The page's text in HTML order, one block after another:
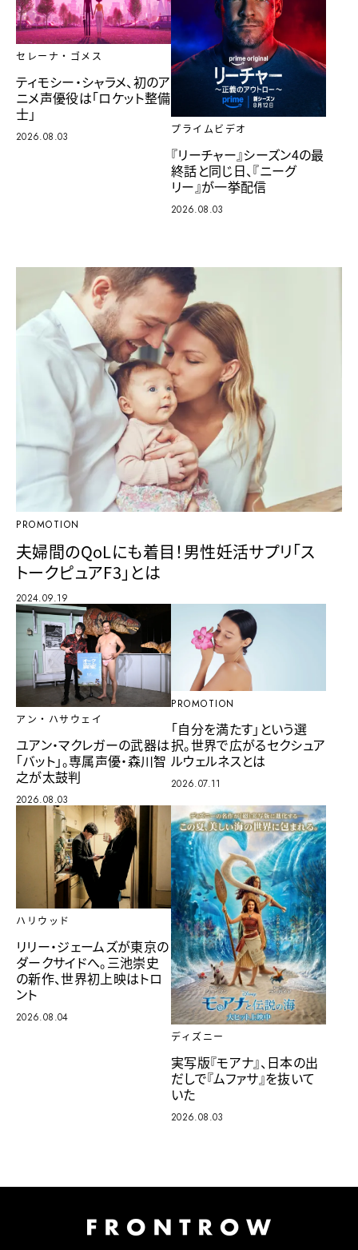
セレーナ・ゴメス
ティモシー・シャラメ、初のア
ニメ声優役は「ロケット整備
士」
2026.08.03
プライムビデオ
『リーチャー』シーズン4の最
終話と同じ日、『ニーグ
リー』が一挙配信
2026.08.03
PROMOTION
夫婦間のQoLにも着目！男性妊活サプリ「ス
トークピュアF3」とは
2024.09.19
アン・ハサウェイ
ユアン・マクレガーの武器は
「バット」。専属声優・森川智
之が太鼓判
2026.08.03
PROMOTION
「自分を満たす」という選
択。世界で広がるセクシュア
ルウェルネスとは
2026.07.11
ハリウッド
リリー・ジェームズが東京の
ダークサイドへ。三池崇史
の新作、世界初上映はトロ
ント
2026.08.04
ディズニー
実写版『モアナ』、日本の出
だしで『ムファサ』を抜いて
いた
2026.08.03